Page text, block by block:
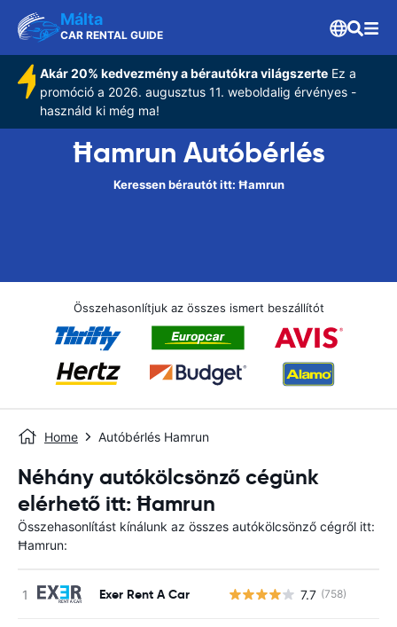
Málta
CAR RENTAL GUIDE
Akár 20% kedvezmény a bérautókra világszerteEz a
promóció a 2026. augusztus 11. weboldalig érvényes -
használd ki még ma!
Ħamrun Autóbérlés
Keressen bérautót itt: Ħamrun
Összehasonlítjuk az összes ismert beszállítót
Home Autóbérlés Hamrun
Néhány autókölcsönző cégünk
elérhető itt: Ħamrun
Összehasonlítást kínálunk az összes autókölcsönző cégről itt:
Ħamrun:
Exer Rent A Car 7.7 (758)